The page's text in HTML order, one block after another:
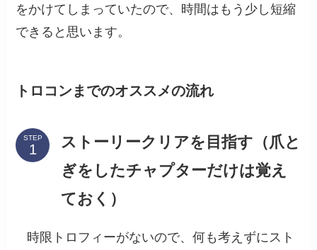
をかけてしまっていたので、時間はもう少し短縮
できると思います。
トロコンまでのオススメの流れ
STEP
ストーリークリアを目指す（爪と
ぎをしたチャプターだけは覚え
ておく）
時限トロフィーがないので、何も考えずにスト